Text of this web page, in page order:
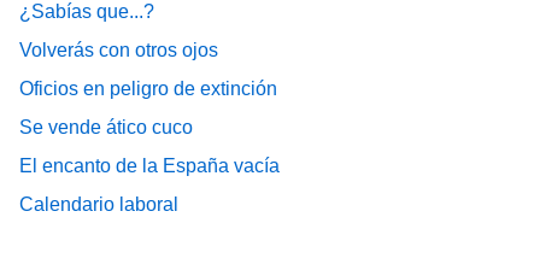
¿Sabías que...?
Volverás con otros ojos
Oficios en peligro de extinción
Se vende ático cuco
El encanto de la España vacía
Calendario laboral